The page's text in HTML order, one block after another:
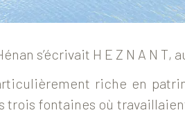
s’écrivait H E Z N A N
riche en
trois fontaines où